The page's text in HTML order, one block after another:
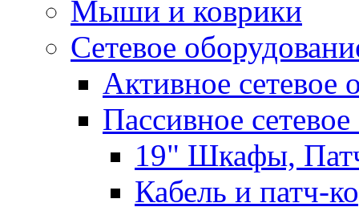
Мыши и коврики
Сетевое
Активное сетевое
Пассивное
19" Шкафы,
Кабель и патч-